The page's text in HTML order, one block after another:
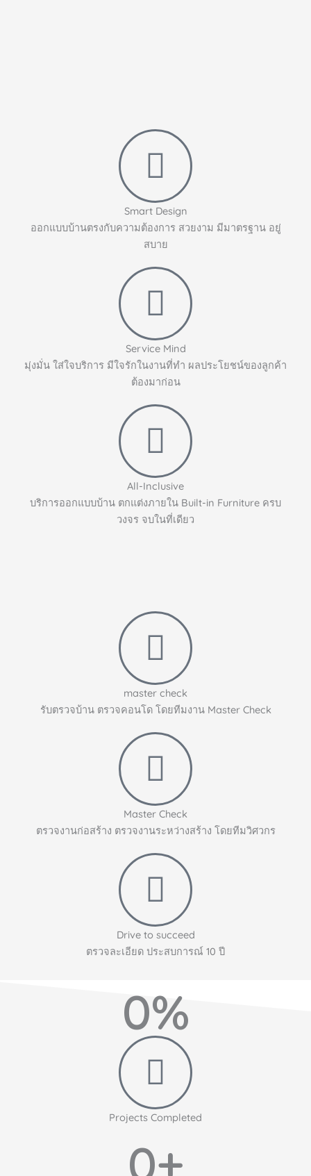
Smart Design
ออกแบบบ้านตรงกับความต้องการ สวยงาม มีมาตรฐาน อยู่
สบาย
Service Mind
มุ่งมั่น ใส่ใจบริการ มีใจรักในงานที่ทำ ผลประโยชน์ของลูกค้า
ต้องมาก่อน
All-Inclusive
บริการออกแบบบ้าน ตกแต่งภายใน Built-in Furniture ครบ
วงจร จบในที่เดียว
master check
รับตรวจบ้าน ตรวจคอนโด โดยทีมงาน Master Check
Master Check
ตรวจงานก่อสร้าง ตรวจงานระหว่างสร้าง โดยทีมวิศวกร
Drive to succeed
ตรวจละเอียด ประสบการณ์ 10 ปี
0%
Projects Completed
0+